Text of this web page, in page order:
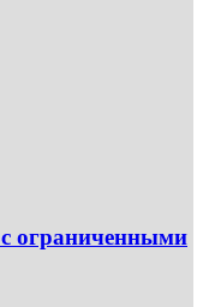
ограниченными